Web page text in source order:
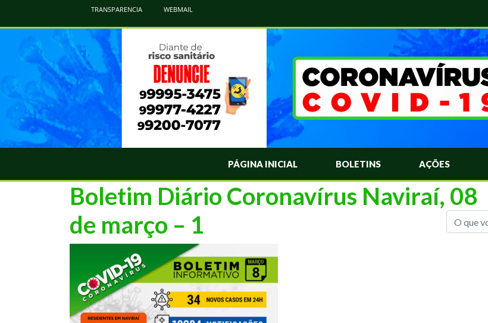
TRANSPARENCIA WEBMAIL
PÁGINA INICIAL BOLETINS AÇÕES
Boletim Diário Coronavírus Naviraí, 08
de março – 1